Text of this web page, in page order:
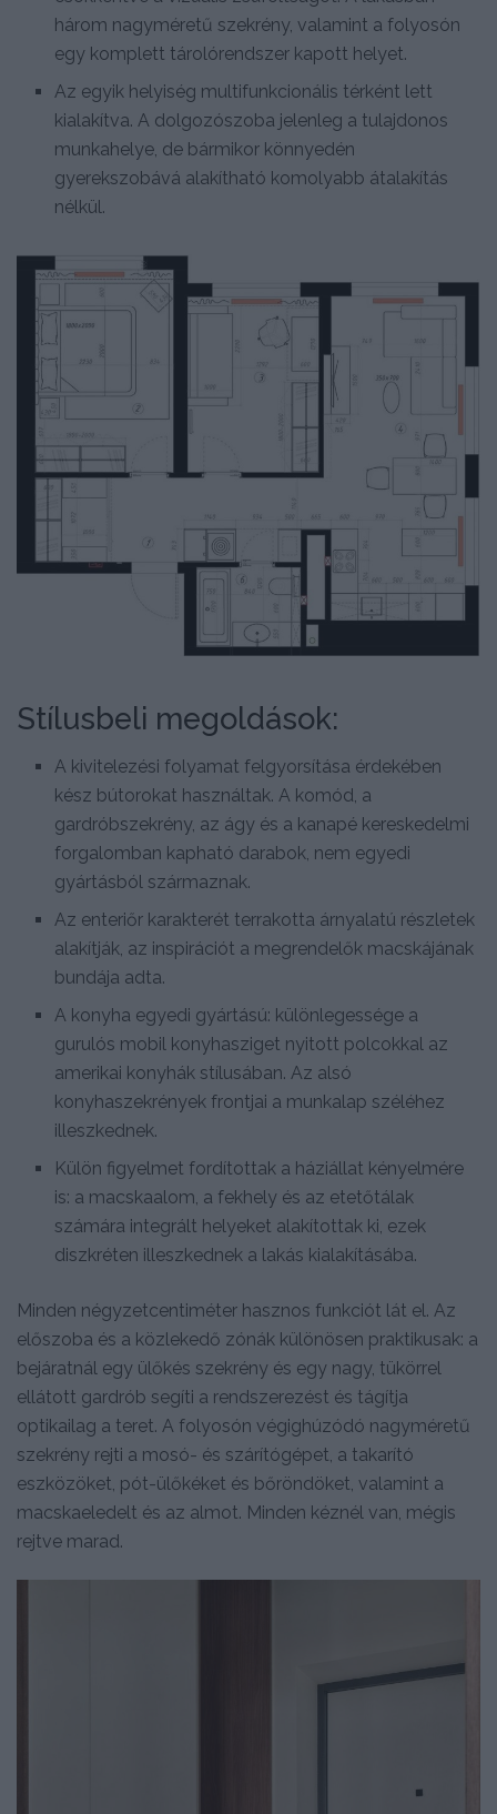
három nagyméretű szekrény, valamint a folyosón
egy komplett tárolórendszer kapott helyet.
Az egyik helyiség multifunkcionális térként lett
kialakítva. A dolgozószoba jelenleg a tulajdonos
munkahelye, de bármikor könnyedén
gyerekszobává alakítható komolyabb átalakítás
nélkül.
Stílusbeli megoldások:
A kivitelezési folyamat felgyorsítása érdekében
kész bútorokat használtak. A komód, a
gardróbszekrény, az ágy és a kanapé kereskedelmi
forgalomban kapható darabok, nem egyedi
gyártásból származnak.
Az enteriőr karakterét terrakotta árnyalatú részletek
alakítják, az inspirációt a megrendelők macskájának
bundája adta.
A konyha egyedi gyártású: különlegessége a
gurulós mobil konyhasziget nyitott polcokkal az
amerikai konyhák stílusában. Az alsó
konyhaszekrények frontjai a munkalap széléhez
illeszkednek.
Külön figyelmet fordítottak a háziállat kényelmére
is: a macskaalom, a fekhely és az etetőtálak
számára integrált helyeket alakítottak ki, ezek
diszkréten illeszkednek a lakás kialakításába.
Minden négyzetcentiméter hasznos funkciót lát el. Az
előszoba és a közlekedő zónák különösen praktikusak: a
bejáratnál egy ülőkés szekrény és egy nagy, tükörrel
ellátott gardrób segíti a rendszerezést és tágítja
optikailag a teret. A folyosón végighúzódó nagyméretű
szekrény rejti a mosó- és szárítógépet, a takarító
eszközöket, pót-ülőkéket és bőröndöket, valamint a
macskaeledelt és az almot. Minden kéznél van, mégis
rejtve marad.